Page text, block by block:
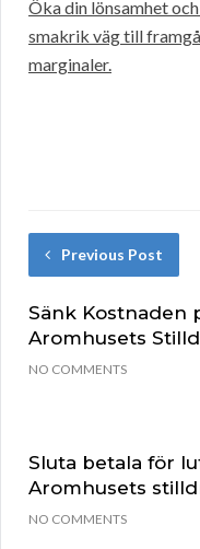
Öka din lönsamhet
smakrik väg till
marginaler.
Previous Post
Sänk Kostnaden
Aromhusets
NO COMMENTS
Sluta betala för
Aromhusets
NO COMMENTS